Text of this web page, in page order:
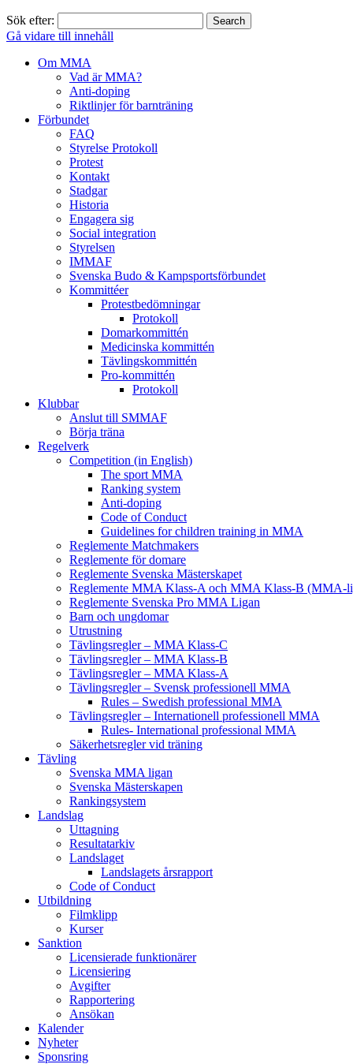
Sök efter:
Gå vidare till innehåll
Om MMA
Vad är MMA?
Anti-doping
Riktlinjer för barnträning
Förbundet
FAQ
Styrelse Protokoll
Protest
Kontakt
Stadgar
Historia
Engagera sig
Social integration
Styrelsen
IMMAF
Svenska Budo & Kampsportsförbundet
Kommittéer
Protestbedömningar
Protokoll
Domarkommittén
Medicinska kommittén
Tävlingskommittén
Pro-kommittén
Protokoll
Klubbar
Anslut till SMMAF
Börja träna
Regelverk
Competition (in English)
The sport MMA
Ranking system
Anti-doping
Code of Conduct
Guidelines for children training in MMA
Reglemente Matchmakers
Reglemente för domare
Reglemente Svenska Mästerskapet
Reglemente MMA Klass-A och MMA Klass-B (MMA-
Reglemente Svenska Pro MMA Ligan
Barn och ungdomar
Utrustning
Tävlingsregler – MMA Klass-C
Tävlingsregler – MMA Klass-B
Tävlingsregler – MMA Klass-A
Tävlingsregler – Svensk professionell MMA
Rules – Swedish professional MMA
Tävlingsregler – Internationell professionell MMA
Rules- International professional MMA
Säkerhetsregler vid träning
Tävling
Svenska MMA ligan
Svenska Mästerskapen
Rankingsystem
Landslag
Uttagning
Resultatarkiv
Landslaget
Landslagets årsrapport
Code of Conduct
Utbildning
Filmklipp
Kurser
Sanktion
Licensierade funktionärer
Licensiering
Avgifter
Rapportering
Ansökan
Kalender
Nyheter
Sponsring